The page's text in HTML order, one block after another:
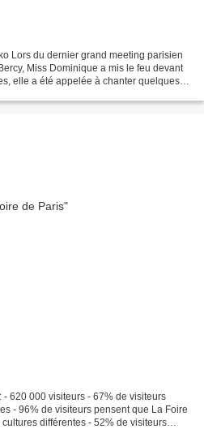
Lors du dernier grand meeting parisien
Miss Dominique a mis le feu devant
elle a été appelée à chanter quelques
- 620 000 visiteurs - 67% de visiteurs
- 96% de visiteurs pensent que La Foire
différentes - 52% de visiteurs